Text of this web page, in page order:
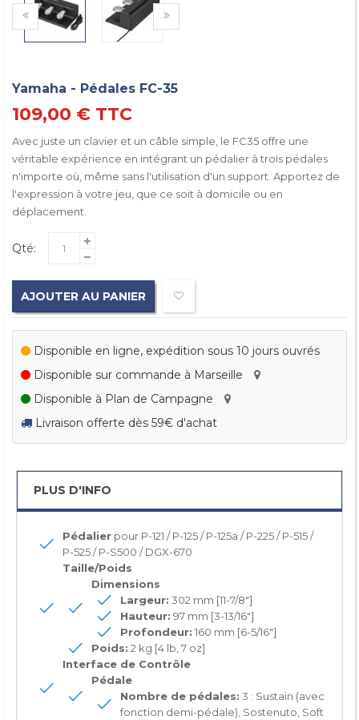
Yamaha - Pédales FC-35
109,00 € TTC
Avec juste un clavier et un câble simple, le FC35 offre une
véritable expérience en intégrant un pédalier à trois pédales
n'importe où, même sans l'utilisation d'un support. Apportez de
l'expression à votre jeu, que ce soit à domicile ou en
déplacement.
Qté:
AJOUTER AU PANIER
Disponible en ligne, expédition sous 10 jours ouvrés
Disponible sur commande à Marseille
Disponible à Plan de Campagne
Livraison offerte dès 59€ d'achat
PLUS D'INFO
Pédalier pour P-121 / P-125 / P-125a / P-225 / P-515 /
P-525 / P-S500 / DGX-670
Taille/Poids
Dimensions
Largeur: 302 mm [11-7/8"]
Hauteur: 97 mm [3-13/16"]
Profondeur: 160 mm [6-5/16"]
Poids: 2 kg [4 lb, 7 oz]
Interface de Contrôle
Pédale
Nombre de pédales: 3 : Sustain (avec
fonction demi-pédale), Sostenuto, Soft